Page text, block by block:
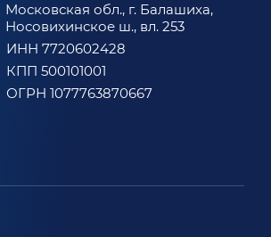
Московская обл., г. Балашиха,
Носовихинское ш., вл. 253
ИНН 7720602428
КПП 500101001
ОГРН 1077763870667